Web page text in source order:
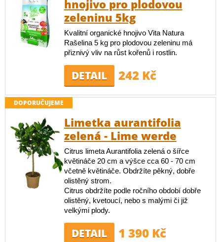
hnojivo pro plodovou
zeleninu 5kg
Kvalitní organické hnojivo Vita Natura
Rašelina 5 kg pro plodovou zeleninu má
přiznivý vliv na růst kořenů i rostlin.
DETAIL 242 Kč
DOPORUČUJEME
Limetka aurantifolia
zelená - Lime werde
Citrus limeta Aurantifolia zelená o šířce
květináče 20 cm a výšce cca 60 - 70 cm
včetně květináče. Obdržíte pěkný, dobře
olistěný strom.
Citrus obdržíte podle ročního období dobře
olistěný, kvetoucí, nebo s malými či již
velkými plody.
DETAIL 1 390 Kč